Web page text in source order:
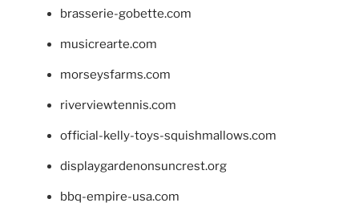
brasserie-gobette.com
musicrearte.com
morseysfarms.com
riverviewtennis.com
official-kelly-toys-squishmallows.com
displaygardenonsuncrest.org
bbq-empire-usa.com